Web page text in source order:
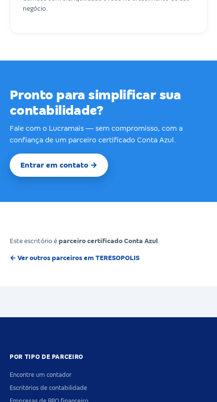
negócio.
Pronto para simplificar sua
contabilidade?
Fale com o Lucramais — sem compromisso, com a
confiança de um parceiro certificado Conta Azul.
Entrar em contato →
Este escritório é parceiro certificado Conta Azul
← Ver outros parceiros em TERESOPOLIS
POR TIPO DE PARCEIRO
Encontre um contador
Escritórios de contabilidade